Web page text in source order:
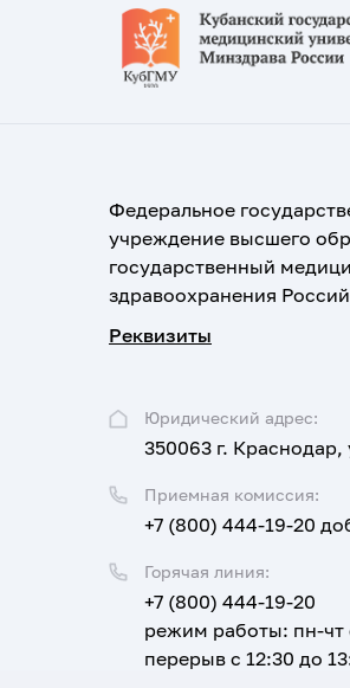
Федеральное
учреждение высшего
государственный
здравоохранения
Реквизиты
Юридический адрес:
350063 г.
Приемная комиссия:
+7 (800) 444-19-20
Горячая линия:
+7 (800) 444-19-20
режим работы: пн-чт
перерыв с 12:30 до